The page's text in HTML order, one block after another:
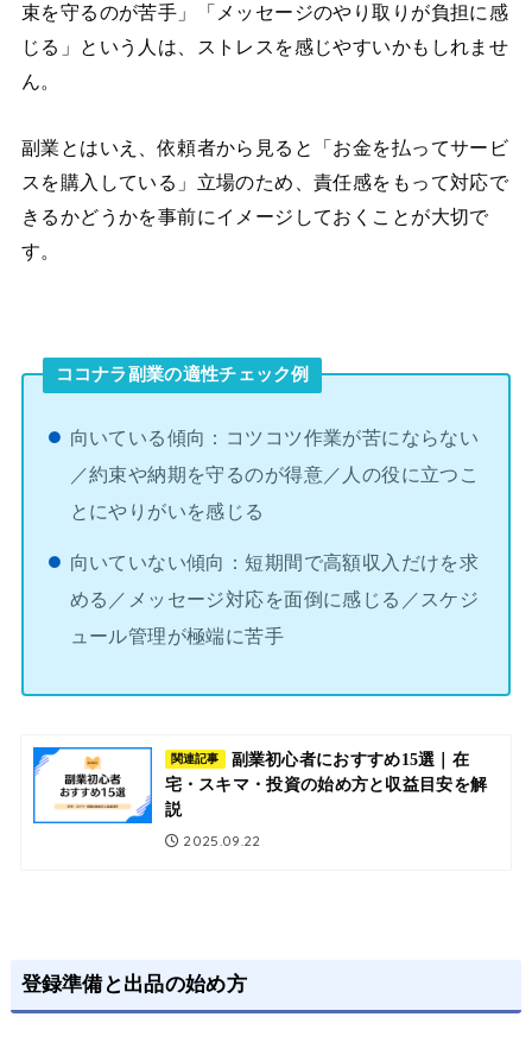
束を守るのが苦手」「メッセージのやり取りが負担に感
じる」という人は、ストレスを感じやすいかもしれませ
ん。
副業とはいえ、依頼者から見ると「お金を払ってサービ
スを購入している」立場のため、責任感をもって対応で
きるかどうかを事前にイメージしておくことが大切で
す。
ココナラ副業の適性チェック例
向いている傾向：コツコツ作業が苦にならない
／約束や納期を守るのが得意／人の役に立つこ
とにやりがいを感じる
向いていない傾向：短期間で高額収入だけを求
める／メッセージ対応を面倒に感じる／スケジ
ュール管理が極端に苦手
関連記事
副業初心者におすすめ15選｜在
宅・スキマ・投資の始め方と収益目安を解
説
2025.09.22
登録準備と出品の始め方